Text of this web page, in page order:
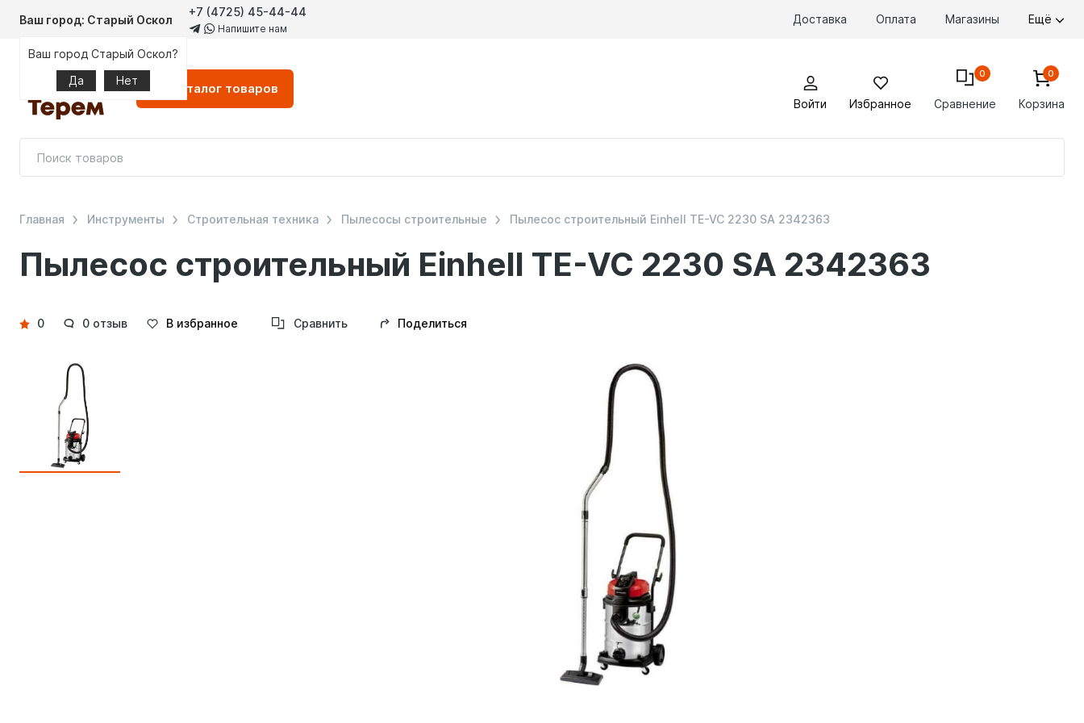
Ваш город: Старый Оскол
Ваш город Старый Оскол?
Да
Нет
+7 (4725) 45-44-44
Напишите нам
Доставка Оплата Магазины Ещё
Каталог товаров
Войти Избранное Сравнение
0
Корзина
0
Пылесос строительный Einhell TE-VC 2230 SA 2342363
Главная Инструменты Строительная техника Пылесосы строительные Пылесос строительный Einhell TE-VC 2230 SA 2342363
Детали
0 0 отзыв В избранное Сравнить Поделиться